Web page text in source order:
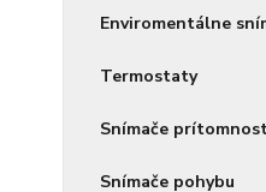
Enviromentálne
Termostaty
Snímače
Snímače pohybu